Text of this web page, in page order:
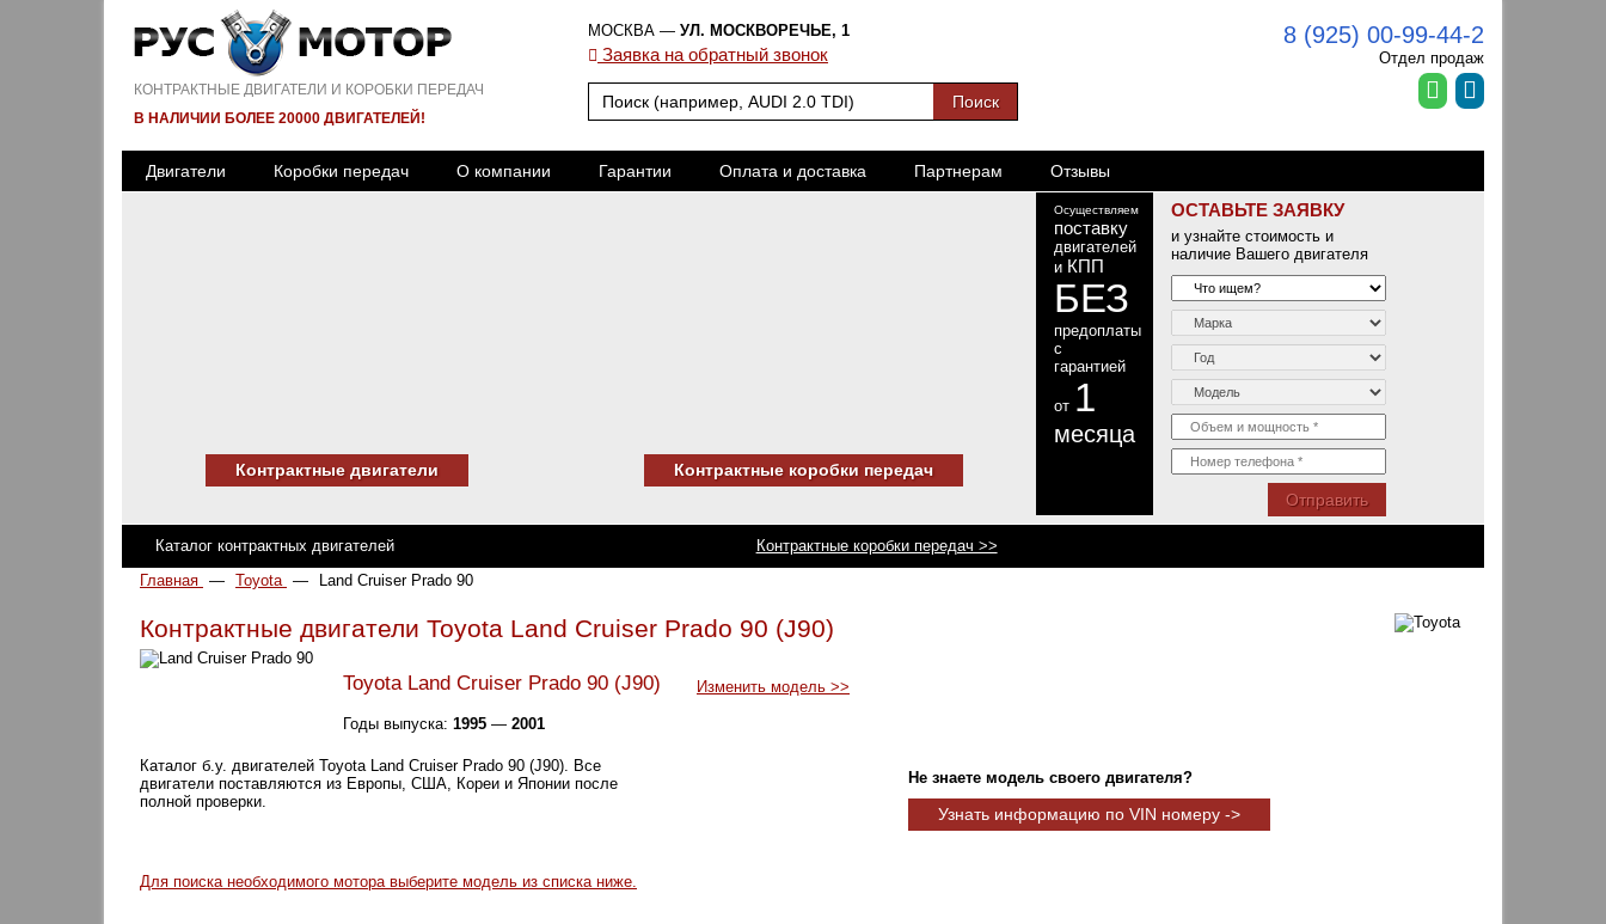
КОНТРАКТНЫЕ ДВИГАТЕЛИ И КОРОБКИ ПЕРЕДАЧ
В НАЛИЧИИ БОЛЕЕ 20000 ДВИГАТЕЛЕЙ!
МОСКВА — УЛ. МОСКВОРЕЧЬЕ, 1
Заявка на обратный звонок
8 (925) 00-99-44-2
Отдел продаж
Двигатели Коробки передач О компании Гарантии Оплата и доставка Партнерам Отзывы
Контрактные двигатели Контрактные коробки передач
Осуществляем
поставку
двигателей
и КПП
БЕЗ
предоплаты
с
гарантией
от 1
месяца
ОСТАВЬТЕ ЗАЯВКУ
и узнайте стоимость и
наличие Вашего двигателя
Отправить
Каталог контрактных двигателей
Контрактные коробки передач >>
Главная — Toyota — Land Cruiser Prado 90
Контрактные двигатели Toyota Land Cruiser Prado 90 (J90)
Toyota Land Cruiser Prado 90 (J90)
Годы выпуска: 1995 — 2001
Изменить модель >>
Каталог б.у. двигателей Toyota Land Cruiser Prado 90 (J90). Все
двигатели поставляются из Европы, США, Кореи и Японии после
полной проверки.
Не знаете модель своего двигателя?
Узнать информацию по VIN номеру ->
Для поиска необходимого мотора выберите модель из списка ниже.